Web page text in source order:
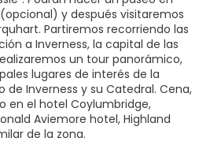
y después visitaremos
Partiremos recorriendo las
a Inverness, la capital de las
un tour panorámico,
lugares de interés de la
de Inverness y su Catedral. Cena,
en el hotel Coylumbridge,
Aviemore hotel, Highland
de la zona.